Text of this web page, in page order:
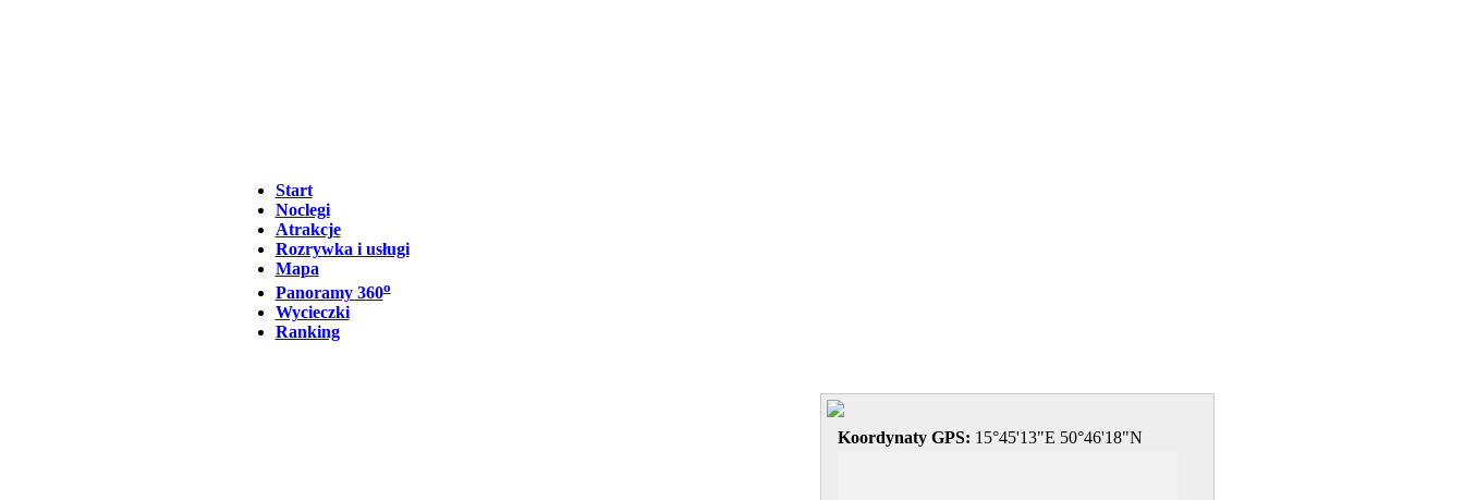
Start
Noclegi
Atrakcje
Rozrywka i usługi
Mapa
Panoramy 360o
Wycieczki
Ranking
Koordynaty GPS: 15°45'13"E 50°46'18"N